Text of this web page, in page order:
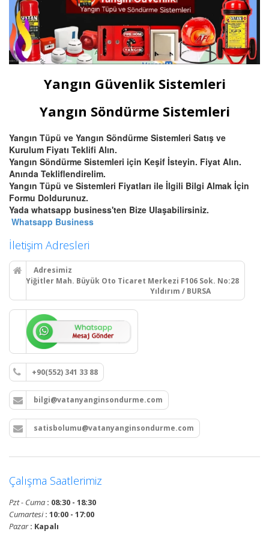
Yangın Güvenlik Sistemleri
Yangın Söndürme Sistemleri
Yangın Tüpü ve Yangın Söndürme Sistemleri Satış ve
Kurulum Fiyatı Teklifi Alın.
Yangın Söndürme Sistemleri için Keşif İsteyin. Fiyat Alın.
Anında Tekliflendirelim.
Yangın Tüpü ve Sistemleri Fiyatları ile İlgili Bilgi Almak İçin
Formu Doldurunuz.
Yada whatsapp business'ten Bize Ulaşabilirsiniz.
Whatsapp Business
İletişim Adresleri
Adresimiz
Yiğitler Mah. Büyük Oto Ticaret Merkezi F106 Sok. No:28
Yıldırım / BURSA
+90(552) 341 33 88
bilgi@vatanyanginsondurme.com
satisbolumu@vatanyanginsondurme.com
Çalışma Saatlerimiz
Pzt - Cuma : 08:30 - 18:30
Cumartesi: 10:00 - 17:00
Pazar: Kapalı